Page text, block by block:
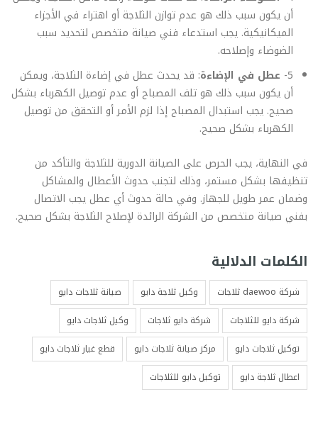
أن يكون سبب ذلك هو عدم توازن الثلاجة أو اهتراء في الأجزاء
الميكانيكية. يجب استدعاء فني صيانة متخصص لتحديد سبب
الضوضاء وإصلاحه.
5- عطل في الإضاءة: قد يحدث عطل في إضاءة الثلاجة، ويمكن
أن يكون سبب ذلك هو تلف المصباح أو عدم توصيل الكهرباء بشكل
صحيح. يجب استبدال المصباح إذا لزم الأمر أو التحقق من توصيل
الكهرباء بشكل صحيح.
في النهاية، يجب الحرص على الصيانة الدورية للثلاجة والتأكد من
تنظيفها بشكل مستمر، وذلك لتجنب حدوث الأعطال والمشاكل
وضمان عمر طويل للجهاز. وفي حالة حدوث أي عطل يجب الاتصال
بفني صيانة متخصص من الشركة الرائدة لإصلاح الثلاجة بشكل صحيح.
الكلمات الدلالية
شركة daewoo ثلاجات وكيل ثلاجة دايو
صيانة ثلاجات دايو
شركة دايو للثلاجات
شركة دايو ثلاجات
وكيل ثلاجات دايو
توكيل ثلاجات دايو
مركز صيانة ثلاجات دايو
قطع غيار ثلاجات دايو
اعطال ثلاجة دايو
توكيل دايو للثلاجات